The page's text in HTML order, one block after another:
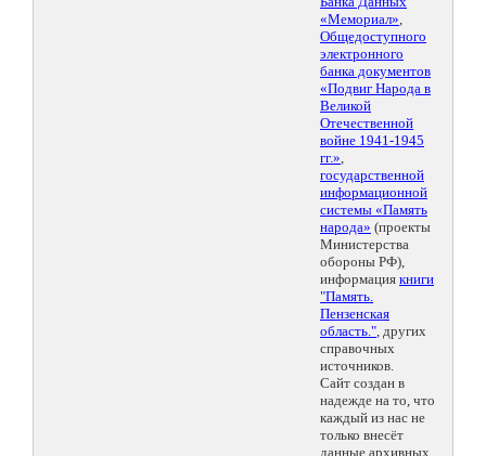
«Мемориал»,
Общедоступного
электронного
банка документов
«Подвиг Народа в
Великой
Отечественной
войне 1941-1945
гг.»,
государственной
информационной
системы «Память
народа» (проекты
Министерства
обороны РФ),
информация книги
"Память.
Пензенская
область.", других
справочных
источников.
Сайт создан в
надежде на то, что
каждый из нас не
только внесёт
данные архивных